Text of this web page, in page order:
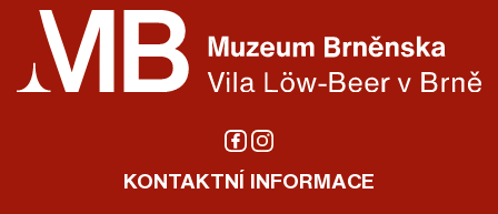
KONTAKTNÍ INFORMACE